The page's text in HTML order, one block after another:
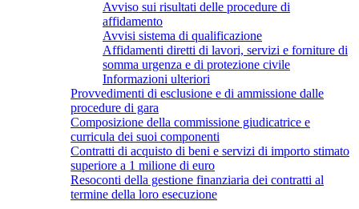
Avviso sui risultati delle procedure di
affidamento
Avvisi sistema di qualificazione
Affidamenti diretti di lavori, servizi e forniture di
somma urgenza e di protezione civile
Informazioni ulteriori
Provvedimenti di esclusione e di ammissione dalle
procedure di gara
Composizione della commissione giudicatrice e
curricula dei suoi componenti
Contratti di acquisto di beni e servizi di importo stimato
superiore a 1 milione di euro
Resoconti della gestione finanziaria dei contratti al
termine della loro esecuzione